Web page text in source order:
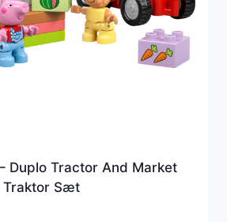
Duplo Tractor And Market
Traktor Sæt